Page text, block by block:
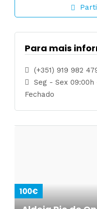
Para mais
(+351) 919 982
Seg - Sex
Fechado
100€